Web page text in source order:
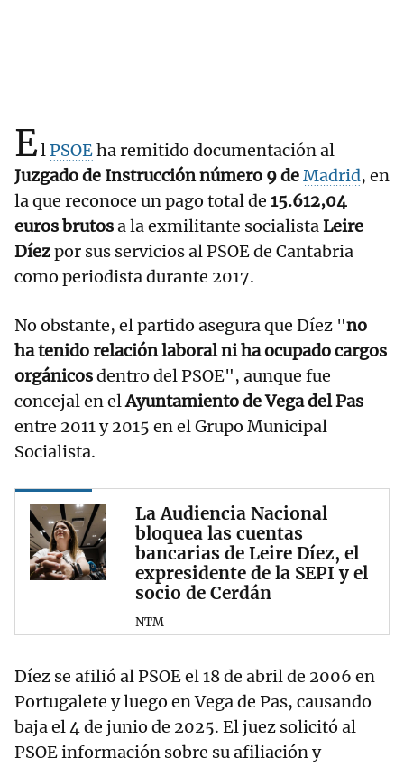
ElPSOEha remitido documentación al
Juzgado de Instrucción número 9 deMadrid, en
la que reconoce un pago total de 15.612,04
euros brutosa la exmilitante socialistaLeire
Díezpor sus servicios al PSOE de Cantabria
como periodista durante 2017.
No obstante, el partido asegura que Díez "no
ha tenido relación laboral ni ha ocupado cargos
orgánicosdentro del PSOE", aunque fue
concejal en elAyuntamiento de Vega del Pas
entre 2011 y 2015 en el Grupo Municipal
Socialista.
La Audiencia Nacional
bloquea las cuentas
bancarias de Leire Díez, el
expresidente de la SEPI y el
socio de Cerdán
NTM
Díez se afilió al PSOE el 18 de abril de 2006 en
Portugalete y luego en Vega de Pas, causando
baja el 4 de junio de 2025. El juez solicitó al
PSOE información sobre su afiliación y